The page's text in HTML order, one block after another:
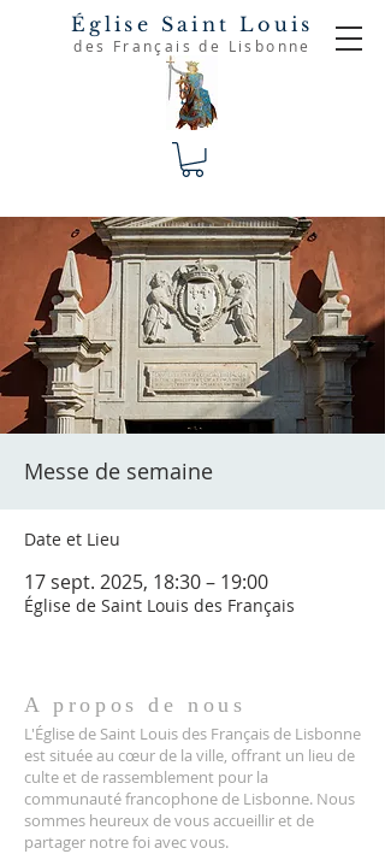
Église Saint Louis
des Français de Lisbonne
Messe de semaine
Date et Lieu
17 sept. 2025, 18:30 – 19:00
Église de Saint Louis des Français
A propos de nous
L'Église de Saint Louis des Français de Lisbonne
est située au cœur de la ville, offrant un lieu de
culte et de rassemblement pour la
communauté francophone de Lisbonne. Nous
sommes heureux de vous accueillir et de
partager notre foi avec vous.